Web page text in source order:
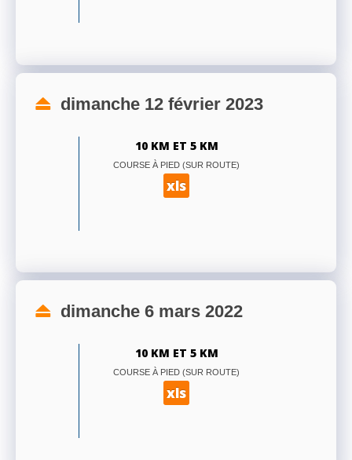
dimanche 12 février 2023
10 KM ET 5 KM
COURSE À PIED (SUR ROUTE)
xls
dimanche 6 mars 2022
10 KM ET 5 KM
COURSE À PIED (SUR ROUTE)
xls